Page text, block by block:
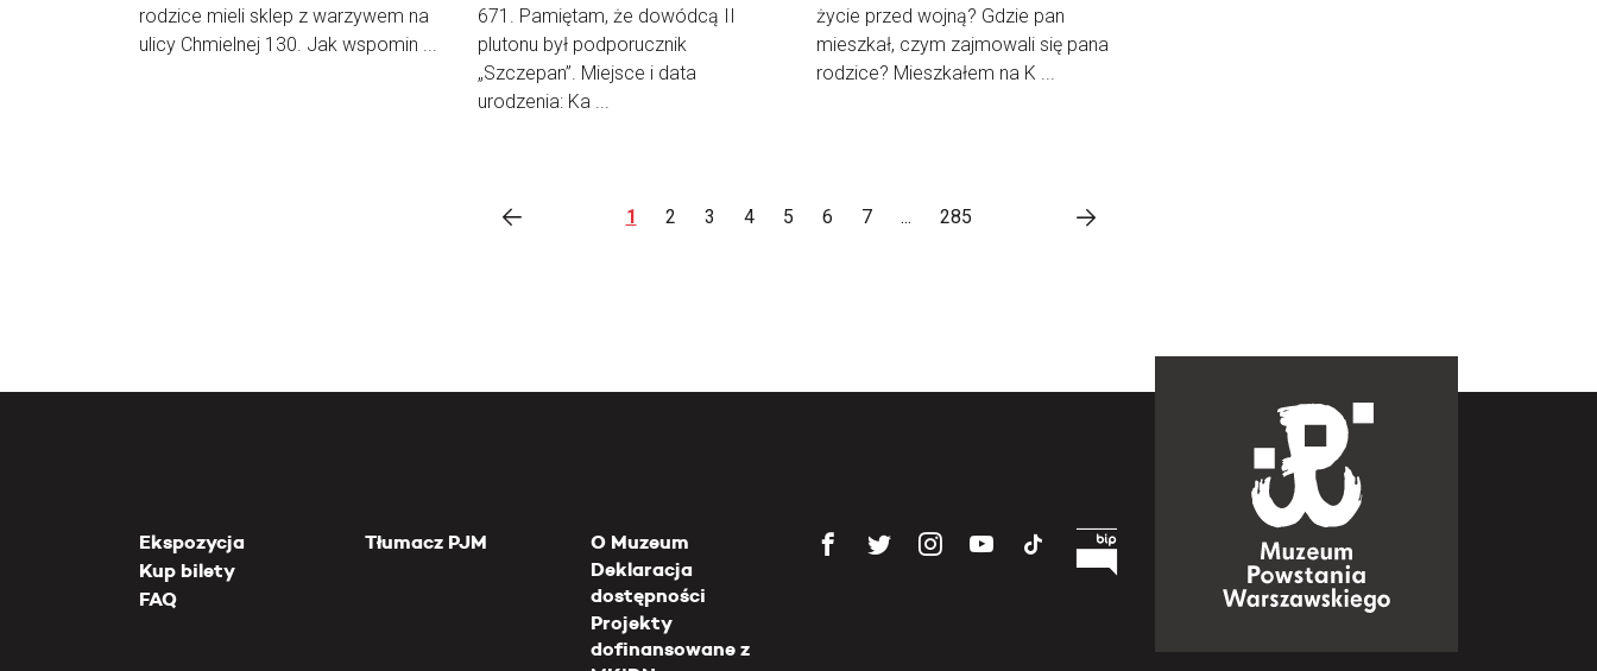
rodzice mieli sklep z warzywem na
ulicy Chmielnej 130. Jak wspomin ...
671. Pamiętam, że dowódcą II
plutonu był podporucznik
„Szczepan”. Miejsce i data
urodzenia: Ka ...
życie przed wojną? Gdzie pan
mieszkał, czym zajmowali się pana
rodzice? Mieszkałem na K ...
1 2 3 4 5 6 7 ... 285
Ekspozycja
Kup bilety
FAQ
Tłumacz PJM
O Muzeum
Deklaracja
dostępności
Projekty
dofinansowane z